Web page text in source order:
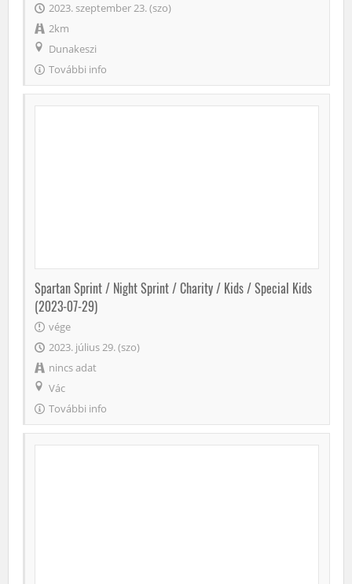
2023. szeptember 23. (szo)
2km
Dunakeszi
További info
Spartan Sprint / Night Sprint / Charity / Kids / Special Kids
(2023-07-29)
vége
2023. július 29. (szo)
nincs adat
Vác
További info